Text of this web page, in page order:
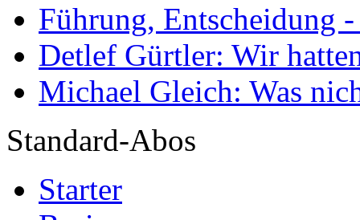
Führung, Entscheidung
Detlef Gürtler: Wir
Michael Gleich: Was
Standard-Abos
Starter